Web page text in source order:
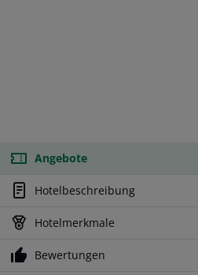
Angebote
Hotelbeschreibung
Hotelmerkmale
Bewertungen